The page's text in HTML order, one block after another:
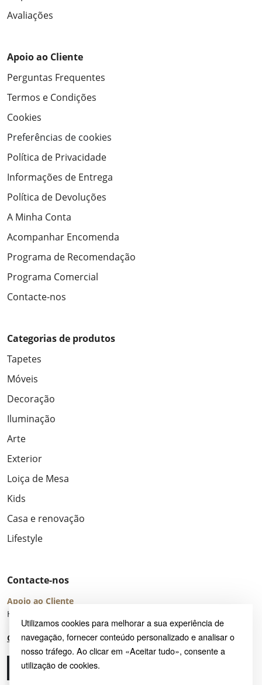
Utilizamos cookies para melhorar a sua experiência de
navegação, fornecer conteúdo personalizado e analisar o
nosso tráfego. Ao clicar em «Aceitar tudo», consente a
utilização de cookies.
Avaliações
Apoio ao Cliente
Perguntas Frequentes
Termos e Condições
Cookies
Preferências de cookies
Política de Privacidade
Informações de Entrega
Política de Devoluções
A Minha Conta
Acompanhar Encomenda
Programa de Recomendação
Programa Comercial
Contacte-nos
Categorias de produtos
Tapetes
Móveis
Decoração
Iluminação
Arte
Exterior
Loiça de Mesa
Kids
Casa e renovação
Lifestyle
Contacte-nos
Apoio ao Cliente
Horário de Atendimento: seg – sex 8:00 – 16:00 (UTC+2)
Centro de Ajuda
Ligue-nos